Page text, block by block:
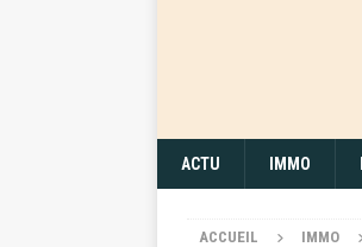
ACTU IMMO
ACCUEIL IMMO